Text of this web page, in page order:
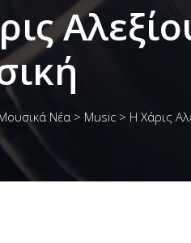
Νέα > Music > Η Χάρις